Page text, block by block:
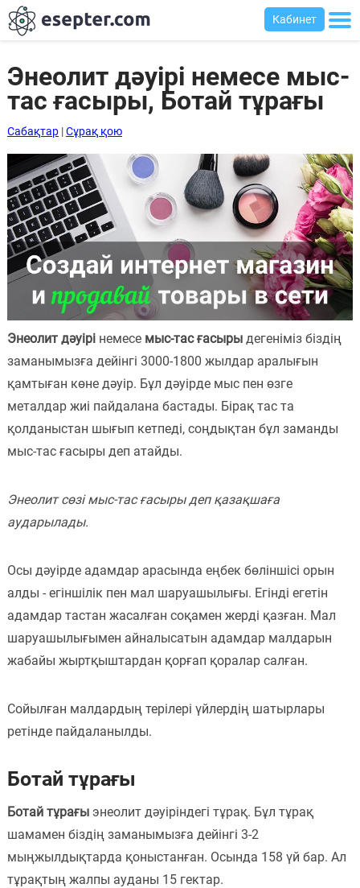
Сабақтар
тақтасы
Кіру
Қазақша-
ағылшынша
сөздік
Ағылшынша-
қазақша
сөздік
Пәндер
Тіркелу
Кабинет
Энеолит дәуірі немесе мыс-
тас ғасыры, Ботай тұрағы
Сабақтар|Сұрақ қою
Энеолит дәуірінемесе мыс-тас ғасырыдегеніміз біздің
заманымызға дейінгі 3000-1800 жылдар аралығын
қамтыған көне дәуір. Бұл дәуірде мыс пен өзге
металдар жиі пайдалана бастады. Бірақ тас та
қолданыстан шығып кетпеді, соңдықтан бұл заманды
мыс-тас ғасыры деп атайды.
Энеолит сөзі мыс-тас ғасыры деп қазақшаға
аударылады.
Осы дәуірде адамдар арасында еңбек бөліншісі орын
алды - егіншілік пен мал шаруашылығы. Егінді егетін
адамдар тастан жасалған соқамен жерді қазған. Мал
шаруашылығымен айналысатын адамдар малдарын
жабайы жыртқыштардан қорғап қоралар салған.
Сойылған малдардың терілері үйлердің шатырлары
ретінде пайдаланылды.
Ботай тұрағы
Ботай тұрағыэнеолит дәуіріндегі тұрақ. Бұл тұрақ
шамамен біздің заманымызға дейінгі 3-2
мыңжылдықтарда қоныстанған. Осында 158 үй бар. Ал
тұрақтың жалпы ауданы 15 гектар.